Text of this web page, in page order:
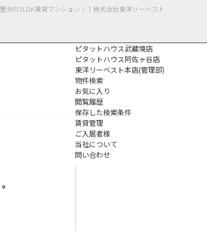
豊洲の2LDK賃貸マンション！｜株式会社東洋リーベスト
ピタットハウス武蔵境店
ピタットハウス阿佐ヶ谷店
東洋リーベスト本店(管理部)
物件検索
お気に入り
閲覧履歴
保存した検索条件
賃貸管理
ご入居者様
当社について
問い合わせ